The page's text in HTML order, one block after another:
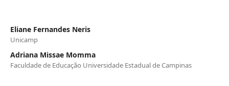
Eliane Fernandes Neris
Unicamp
Adriana Missae Momma
Faculdade de Educação Universidade Estadual de Campinas